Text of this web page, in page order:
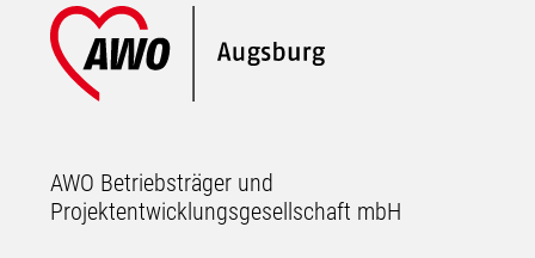
Footer
AWO Betriebsträger und
Projektentwicklungsgesellschaft mbH